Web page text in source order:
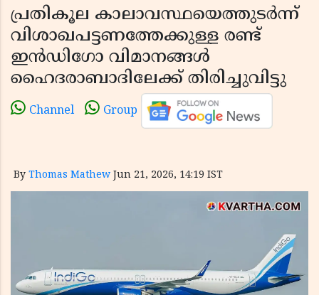
പ്രതികൂല കാലാവസ്ഥയെത്തുടർന്ന്
വിശാഖപട്ടണത്തേക്കുള്ള രണ്ട്
ഇൻഡിഗോ വിമാനങ്ങൾ
ഹൈദരാബാദിലേക്ക് തിരിച്ചുവിട്ടു
Channel Group
By Thomas Mathew Jun 21, 2026, 14:19 IST